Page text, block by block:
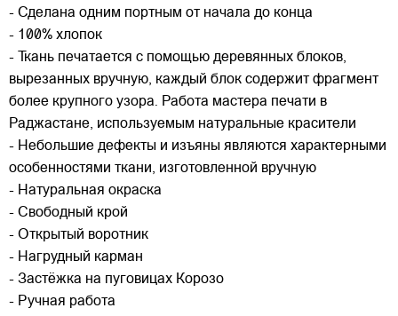
- Сделана одним портным от начала до конца
- 100% хлопок
- Ткань печатается с помощью деревянных блоков,
вырезанных вручную, каждый блок содержит фрагмент
более крупного узора. Работа мастера печати в
Раджастане, используемым натуральные красители
- Небольшие дефекты и изъяны являются характерными
особенностями ткани, изготовленной вручную
- Натуральная окраска
- Свободный крой
- Открытый воротник
- Нагрудный карман
- Застёжка на пуговицах Корозо
- Ручная работа